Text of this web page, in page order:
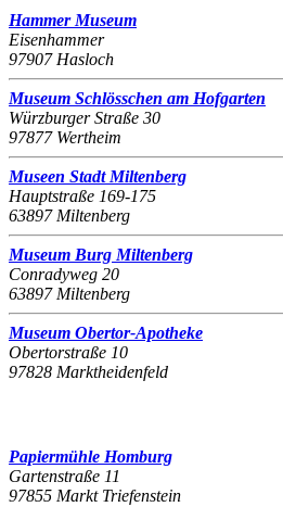
Hammer Museum
Eisenhammer
97907 Hasloch
Museum Schlösschen am Hofgarten
Würzburger Straße 30
97877 Wertheim
Museen Stadt Miltenberg
Hauptstraße 169-175
63897 Miltenberg
Museum Burg Miltenberg
Conradyweg 20
63897 Miltenberg
Museum Obertor-Apotheke
Obertorstraße 10
97828 Marktheidenfeld
Papiermühle Homburg
Gartenstraße 11
97855 Markt Triefenstein